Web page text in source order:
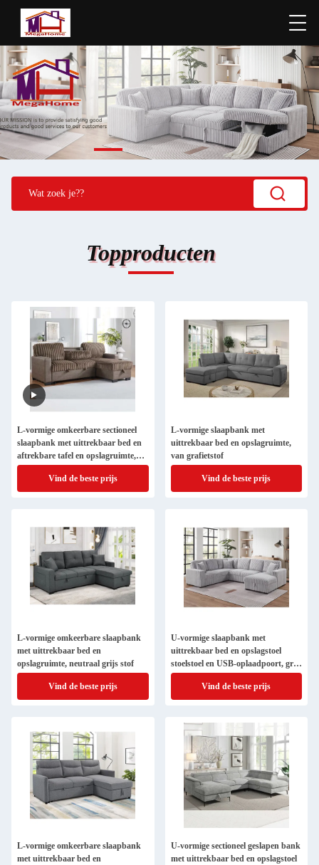
Topproducten
L-vormige omkeerbare sectioneel
slaapbank met uittrekbaar bed en
aftrekbare tafel en opslagruimte,
bruin en donkerbruin stof
Vind de beste prijs
L-vormige slaapbank met
uittrekbaar bed en opslagruimte,
van grafietstof
Vind de beste prijs
L-vormige omkeerbare slaapbank
met uittrekbaar bed en
opslagruimte, neutraal grijs stof
Vind de beste prijs
U-vormige slaapbank met
uittrekbaar bed en opslagstoel
stoelstoel en USB-oplaadpoort, grijs
corduroystof
Vind de beste prijs
L-vormige omkeerbare slaapbank
met uittrekbaar bed en
U-vormige sectioneel geslapen bank
met uittrekbaar bed en opslagstoel